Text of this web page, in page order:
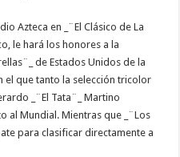
Azteca en _¨El Clásico de La
le hará los honores a la
de Estados Unidos de la
el que tanto la selección tricolor
_¨El Tata¨_ Martino
al Mundial. Mientras que _¨Los
para clasificar directamente a